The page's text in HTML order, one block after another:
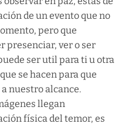
de un evento que no
pero que
presenciar, ver o ser
ser util para ti u otra
se hacen para que
nuestro alcance.
llegan
física del temor, es